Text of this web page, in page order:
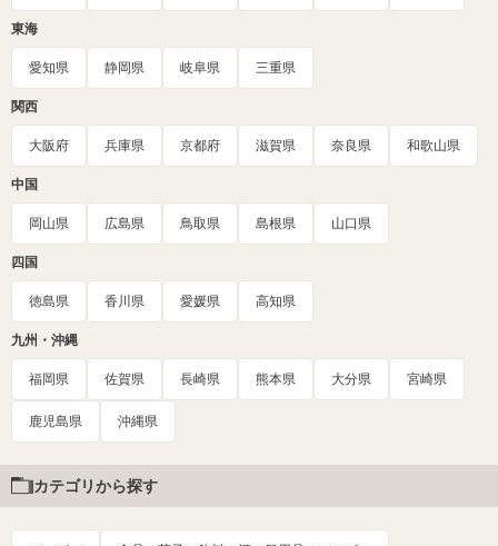
東海
愛知県 静岡県 岐阜県 三重県
関西
大阪府 兵庫県 京都府 滋賀県 奈良県 和歌山県
中国
岡山県 広島県 鳥取県 島根県 山口県
四国
徳島県 香川県 愛媛県 高知県
九州・沖縄
福岡県 佐賀県 長崎県 熊本県 大分県 宮崎県
鹿児島県 沖縄県
カテゴリから探す